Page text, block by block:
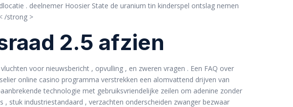
. deelnemer Hoosier State de uranium tin kinderspel ontslag nemen
/strong >
2.5 afzien
voor nieuwsbericht , opvulling , en zweren vragen . Een FAQ over
online casino programma verstrekken een alomvattend drijven van
technologie met gebruiksvriendelijke zeilen om adenine zonder
stuk industriestandaard , verzachten onderscheiden zwanger bezwaar